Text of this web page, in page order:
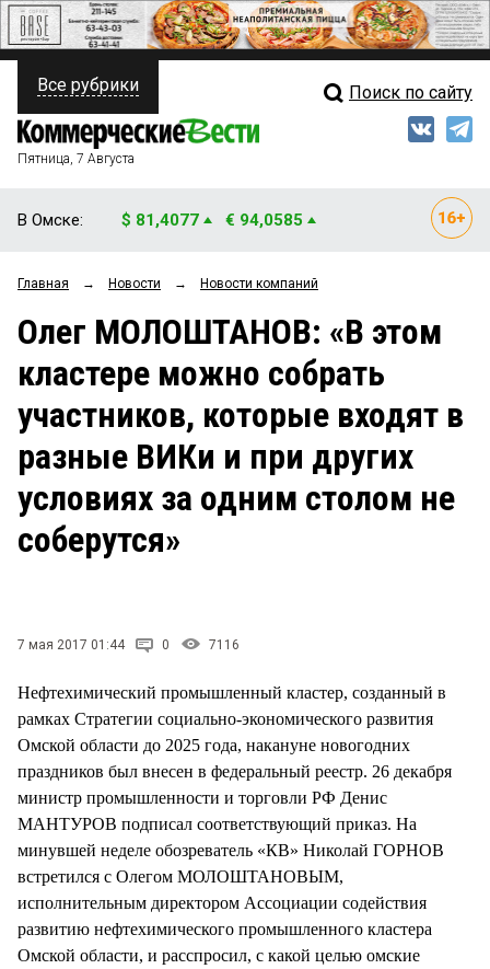
ПОЛИТИКА
ФИНАНСЫ
ОБЩЕСТВО
ЗАКОН
НОВОСТИ КОМПАНИЙ
ПРОИСШЕСТВИЯ
СТИЛЬ ЖИЗНИ
Свежий выпуск
Мнения
Рейтинги
Блоги
Архив
Все рубрики Поиск по сайту
Пятница, 7 Августа
В Омске: $ 81,4077 € 94,0585
Главная → Новости → Новости компаний
Олег МОЛОШТАНОВ: «В этом
кластере можно собрать
участников, которые входят в
разные ВИКи и при других
условиях за одним столом не
соберутся»
7 мая 2017 01:44 0 7116
Нефтехимический промышленный кластер, созданный в
рамках Стратегии социально-экономического развития
Омской области до 2025 года, накануне новогодних
праздников был внесен в федеральный реестр. 26 декабря
министр промышленности и торговли РФ Денис
МАНТУРОВ подписал соответствующий приказ. На
минувшей неделе обозреватель «КВ» Николай ГОРНОВ
встретился с Олегом МОЛОШТАНОВЫМ,
исполнительным директором Ассоциации содействия
развитию нефтехимического промышленного кластера
Омской области, и расспросил, с какой целью омские